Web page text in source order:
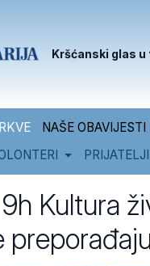
Kršćanski glas u
NAŠE OBAVIJESTI
PRIJATELJI
Kultura